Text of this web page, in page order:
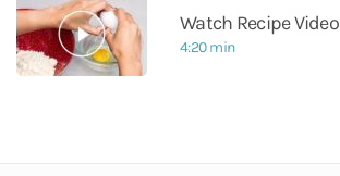
Watch Recipe Video
4:20 min